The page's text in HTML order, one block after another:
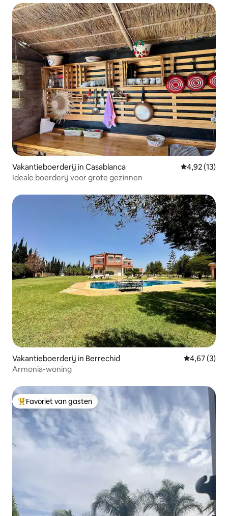
Vakantieboerderij in Casablanca Gemiddelde
4,92 (13)
Ideale boerderij voor grote gezinnen
Vakantieboerderij in Berrechid
4,67 (3)
Armonia-woning
Topfavoriet van gasten
Favoriet van gasten